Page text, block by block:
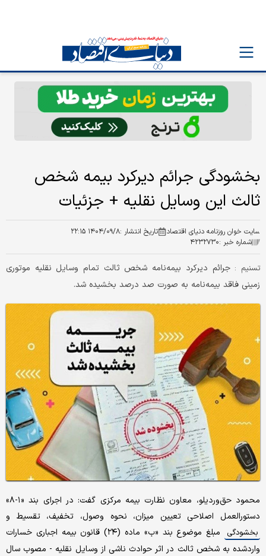
بخشودگی جرائم دیرکرد بیمه شخص
ثالث این وسایل نقلیه + جزئیات
سایت خوان روزنامه دنیای اقتصاد تاریخ انتشار :۱۴۰۴/۰۹/۸ ۲۲:۱۵
شماره خبر :۴۲۳۲۷۳۰
تسنیم :جرائم دیرکرد بیمه‌نامه شخص ثالث تمام وسایل نقلیه موتوری
زمینی فاقد بیمه‌نامه به صورت صد درصد بخشیده شد.
محمود حق‌وردیلو، معاون نظارت بیمه مرکزی گفت: در اجرای بند «۱-۸»
دستورالعمل اصلاحی تعیین میزان، نحوه وصول، تخفیف، تقسیط و
بخشودگی
مبلغ موضوع بند «ب» ماده (۲۴) قانون بیمه اجباری خسارات
واردشده به شخص ثالث در اثر حوادث ناشی از وسایل نقلیه - مصوب سال